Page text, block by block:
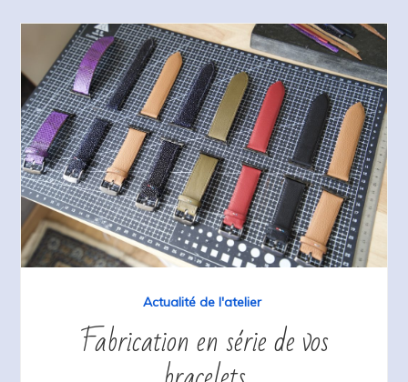
Actualité de l'atelier
Fabrication en série de vos